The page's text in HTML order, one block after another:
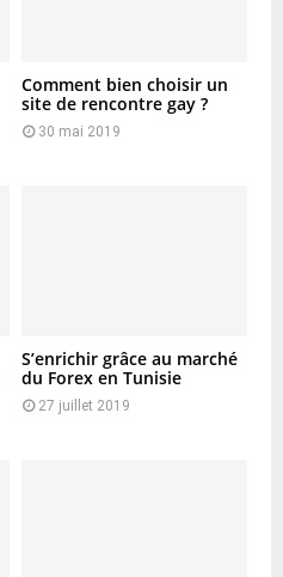
Comment bien choisir un
site de rencontre gay ?
30 mai 2019
S’enrichir grâce au marché
du Forex en Tunisie
27 juillet 2019